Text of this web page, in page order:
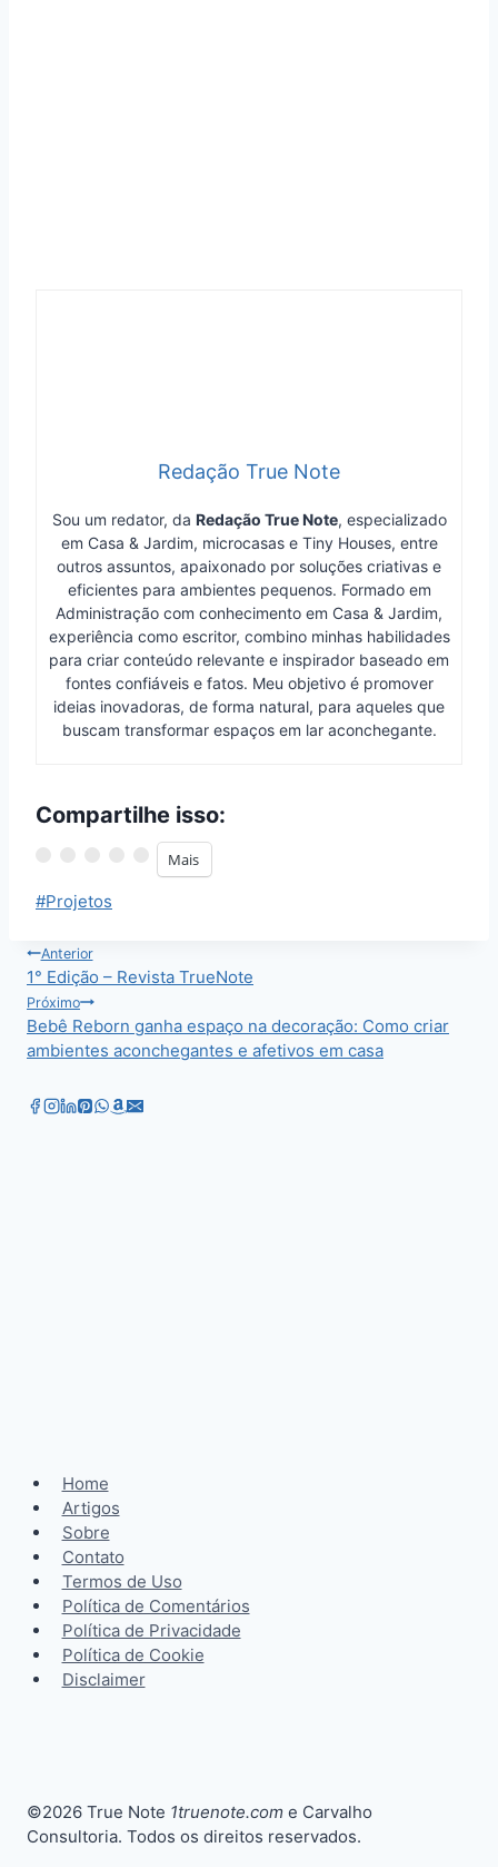
Redação True Note
Sou um redator, da Redação True Note, especializado
em Casa & Jardim, microcasas e Tiny Houses, entre
outros assuntos, apaixonado por soluções criativas e
eficientes para ambientes pequenos. Formado em
Administração com conhecimento em Casa & Jardim,
experiência como escritor, combino minhas habilidades
para criar conteúdo relevante e inspirador baseado em
fontes confiáveis e fatos. Meu objetivo é promover
ideias inovadoras, de forma natural, para aqueles que
buscam transformar espaços em lar aconchegante.
Compartilhe isso:
Mais
Tags
Post:
#Projetos
Navegação
de
Post
Anterior
1° Edição – Revista TrueNote
Próximo
Bebê Reborn ganha espaço na decoração: Como criar
ambientes aconchegantes e afetivos em casa
Home
Artigos
Sobre
Contato
Termos de Uso
Política de Comentários
Política de Privacidade
Política de Cookie
Disclaimer
©2026 True Note 1truenote.com e Carvalho
Consultoria. Todos os direitos reservados.